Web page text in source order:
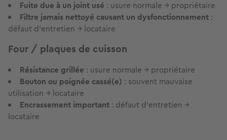
Fuite due à un joint usé : usure normale → propriétaire
Filtre jamais nettoyé causant un dysfonctionnement :
défaut d'entretien → locataire
Four / plaques de cuisson
Résistance grillée : usure normale → propriétaire
Bouton ou poignée cassé(e) : souvent mauvaise
utilisation → locataire
Encrassement important : défaut d'entretien →
locataire